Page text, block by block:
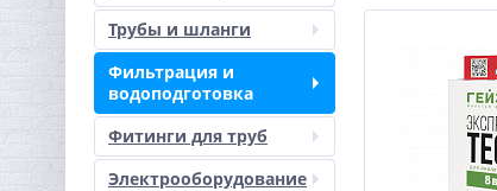
Трубы и шланги
Фильтрация и
водоподготовка
Фитинги для труб
Электрооборудование